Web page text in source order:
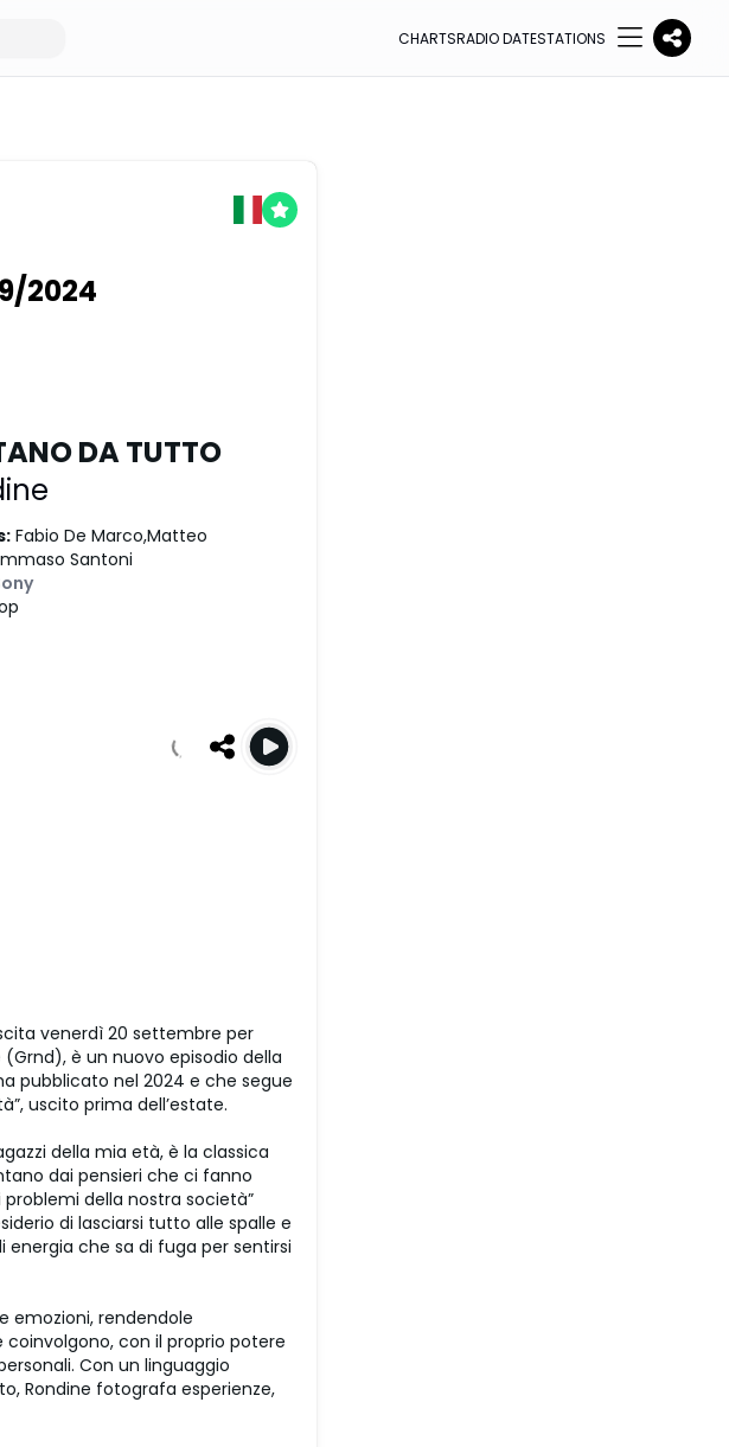
CHARTSRADIO DATESTATIONS
2024
DA TUTTO
: Fabio De Marco,Matteo
Santoni
venerdì 20 settembre per
è un nuovo episodio della
pubblicato nel 2024 e che segue
uscito prima dell’estate.
della mia età, è la classica
dai pensieri che ci fanno
della nostra società”
di lasciarsi tutto alle spalle e
energia che sa di fuga per sentirsi
emozioni, rendendole
con il proprio potere
Con un linguaggio
Rondine fotografa esperienze,